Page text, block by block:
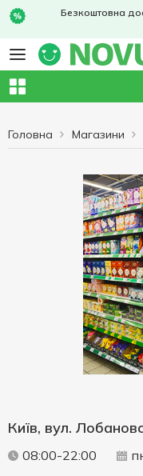
Безкоштовна
Головна Магазини
Київ, вул.
08:00-22:00